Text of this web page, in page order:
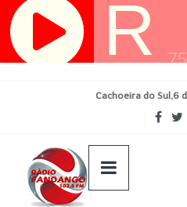
Pular
para
Cachoeira do Sul,6